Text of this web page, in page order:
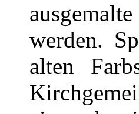
werden.
alten